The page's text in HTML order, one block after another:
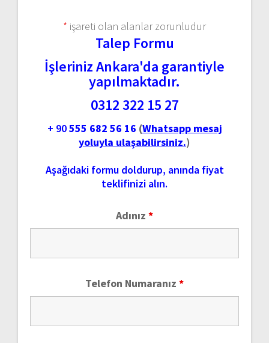
* işareti olan alanlar zorunludur
Talep Formu
İşleriniz Ankara'da garantiyle
yapılmaktadır.
0312 322 15 27
+ 90555 682 56 16 (Whatsapp mesaj
yoluyla ulaşabilirsiniz.)
Aşağıdaki formu doldurup, anında fiyat
teklifinizi alın.
Adınız *
Telefon Numaranız *